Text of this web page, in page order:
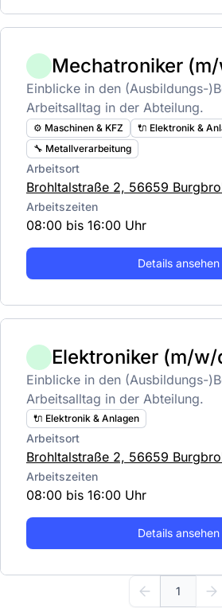
Mechatroniker
Einblicke in den (Ausbildungs-
Arbeitsalltag in der Abteilung.
⚙️ Maschinen & KFZ
🔌 Elektronik &
🔧 Metallverarbeitung
Arbeitsort
Brohltalstraße 2, 56659
Arbeitszeiten
08:00 bis 16:00 Uhr
Details ansehen
Elektroniker (m/w/
Einblicke in den (Ausbildungs-
Arbeitsalltag in der Abteilung.
🔌 Elektronik & Anlagen
Arbeitsort
Brohltalstraße 2, 56659
Arbeitszeiten
08:00 bis 16:00 Uhr
Details ansehen
1